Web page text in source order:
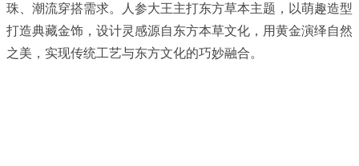
珠、潮流穿搭需求。人参大王主打东方草本主题，以萌趣造型
打造典藏金饰，设计灵感源自东方本草文化，用黄金演绎自然
之美，实现传统工艺与东方文化的巧妙融合。